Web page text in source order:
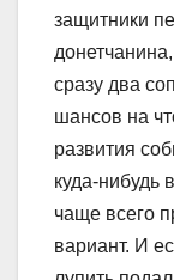
защитники
сразу два
шансов на
развития
куда-нибудь
чаще всего
вариант. И